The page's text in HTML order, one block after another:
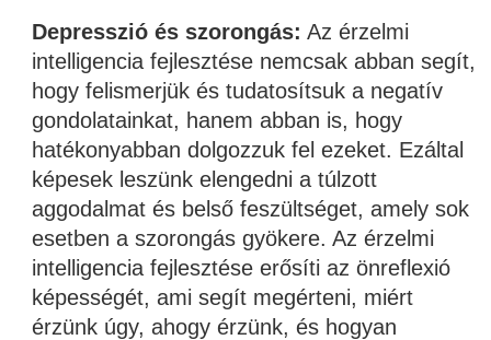
Depresszió és szorongás: Az érzelmi
intelligencia fejlesztése nemcsak abban segít,
hogy felismerjük és tudatosítsuk a negatív
gondolatainkat, hanem abban is, hogy
hatékonyabban dolgozzuk fel ezeket. Ezáltal
képesek leszünk elengedni a túlzott
aggodalmat és belső feszültséget, amely sok
esetben a szorongás gyökere. Az érzelmi
intelligencia fejlesztése erősíti az önreflexió
képességét, ami segít megérteni, miért
érzünk úgy, ahogy érzünk, és hogyan